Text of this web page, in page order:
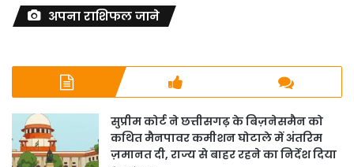
अपना राशिफल जाने
सुप्रीम कोर्ट ने छत्तीसगढ़ के बिज़नेसमैन को
कथित मैनपावर कमीशन घोटाले में अंतरिम
ज़मानत दी, राज्य से बाहर रहने का निर्देश दिया